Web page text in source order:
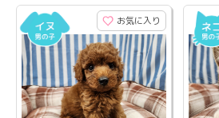
お気に入り